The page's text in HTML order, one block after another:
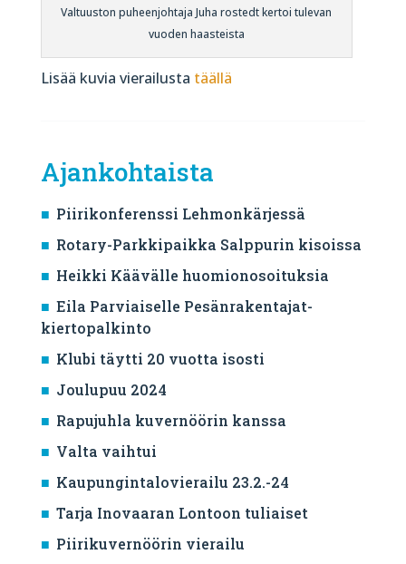
Valtuuston puheenjohtaja Juha rostedt kertoi tulevan
vuoden haasteista
Lisää kuvia vierailusta täällä
Ajankohtaista
Piirikonferenssi Lehmonkärjessä
Rotary-Parkkipaikka Salppurin kisoissa
Heikki Käävälle huomionosoituksia
Eila Parviaiselle Pesänrakentajat-
kiertopalkinto
Klubi täytti 20 vuotta isosti
Joulupuu 2024
Rapujuhla kuvernöörin kanssa
Valta vaihtui
Kaupungintalovierailu 23.2.-24
Tarja Inovaaran Lontoon tuliaiset
Piirikuvernöörin vierailu